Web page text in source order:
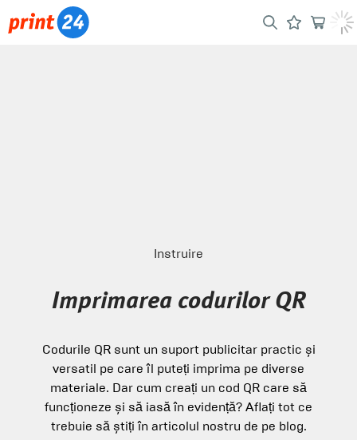
Instruire
Imprimarea codurilor QR
Codurile QR sunt un suport publicitar practic și
versatil pe care îl puteți imprima pe diverse
materiale. Dar cum creați un cod QR care să
funcționeze și să iasă în evidență? Aflați tot ce
trebuie să știți în articolul nostru de pe blog.